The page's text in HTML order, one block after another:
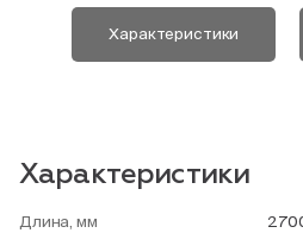
Характеристики
Характеристики
Длина, мм